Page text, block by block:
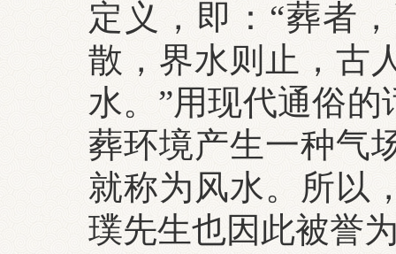
定义，即：“葬者
散，界水则止，古
水。”用现代通俗
葬环境产生一种气
就称为风水。所以
璞先生也因此被誉